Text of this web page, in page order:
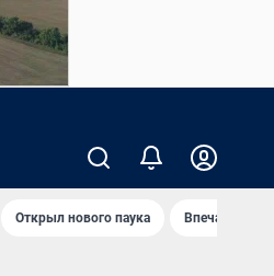
Открыл нового паука Впечатления